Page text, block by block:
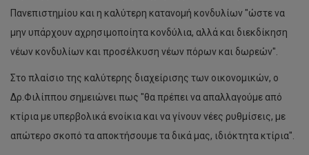
Πανεπιστημίου και η καλύτερη κατανομή κονδυλίων "ώστε να
μην υπάρχουν αχρησιμοποίητα κονδύλια, αλλά και διεκδίκηση
νέων κονδυλίων και προσέλκυση νέων πόρων και δωρεών".
Στο πλαίσιο της καλύτερης διαχείρισης των οικονομικών, ο
Δρ.Φιλίππου σημειώνει πως "θα πρέπει να απαλλαγούμε από
κτίρια με υπερβολικά ενοίκια και να γίνουν νέες ρυθμίσεις, με
απώτερο σκοπό τα αποκτήσουμε τα δικά μας, ιδιόκτητα κτίρια".